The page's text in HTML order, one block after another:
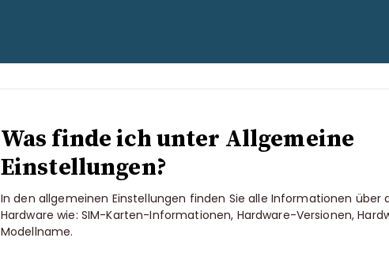
Was finde ich unter Allgemeine
Einstellungen?
In den allgemeinen Einstellungen finden Sie alle Informationen über
Hardware wie: SIM-Karten-Informationen, Hardware-Versionen,
Modellname.